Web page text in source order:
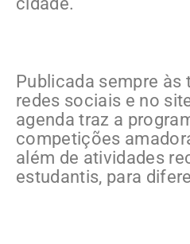
Publicada sempre às
redes sociais e no
agenda traz a
competições
além de atividades
estudantis, para